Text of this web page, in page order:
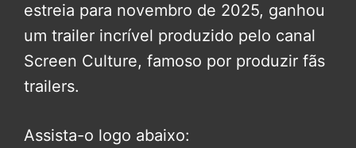
estreia para novembro de 2025, ganhou
um trailer incrível produzido pelo canal
Screen Culture, famoso por produzir fãs
trailers.
Assista-o logo abaixo: